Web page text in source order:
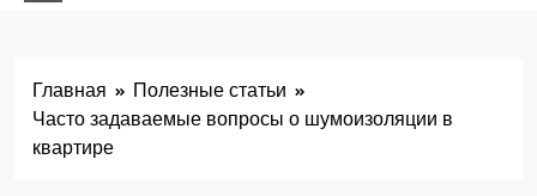
Главная
Полезные статьи
Часто задаваемые вопросы о шумоизоляции в
квартире